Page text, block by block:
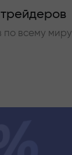
по всему миру